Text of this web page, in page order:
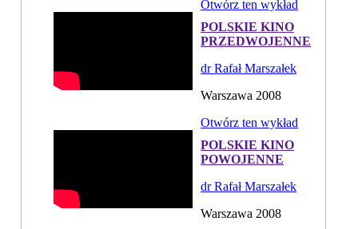
Otwórz ten wykład
POLSKIE KINO
PRZEDWOJENNE
dr Rafał Marszałek
Warszawa 2008
Otwórz ten wykład
POLSKIE KINO
POWOJENNE
dr Rafał Marszałek
Warszawa 2008